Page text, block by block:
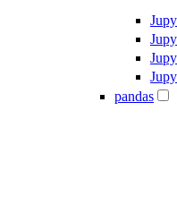
pandas